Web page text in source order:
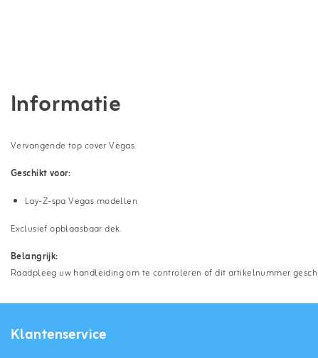
Informatie
Vervangende top cover Vegas.
Geschikt voor:
Lay-Z-spa Vegas modellen
Exclusief opblaasbaar dek.
Belangrijk:
Raadpleeg uw handleiding om te controleren of dit artikelnummer
Klantenservice